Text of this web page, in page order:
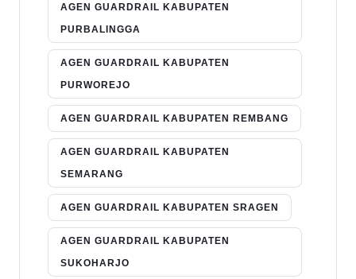
AGEN GUARDRAIL KABUPATEN
PURBALINGGA
AGEN GUARDRAIL KABUPATEN
PURWOREJO
AGEN GUARDRAIL KABUPATEN REMBANG
AGEN GUARDRAIL KABUPATEN
SEMARANG
AGEN GUARDRAIL KABUPATEN SRAGEN
AGEN GUARDRAIL KABUPATEN
SUKOHARJO